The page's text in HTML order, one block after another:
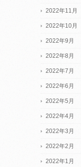
2022年11月
2022年10月
2022年9月
2022年8月
2022年7月
2022年6月
2022年5月
2022年4月
2022年3月
2022年2月
2022年1月